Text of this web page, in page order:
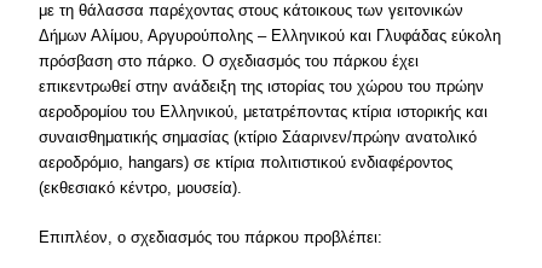
με τη θάλασσα παρέχοντας στους κάτοικους των γειτονικών
Δήμων Αλίμου, Αργυρούπολης – Ελληνικού και Γλυφάδας εύκολη
πρόσβαση στο πάρκο. Ο σχεδιασμός του πάρκου έχει
επικεντρωθεί στην ανάδειξη της ιστορίας του χώρου του πρώην
αεροδρομίου του Ελληνικού, μετατρέποντας κτίρια ιστορικής και
συναισθηματικής σημασίας (κτίριο Σάαρινεν/πρώην ανατολικό
αεροδρόμιο, hangars) σε κτίρια πολιτιστικού ενδιαφέροντος
(εκθεσιακό κέντρο, μουσεία).
Επιπλέον, ο σχεδιασμός του πάρκου προβλέπει: